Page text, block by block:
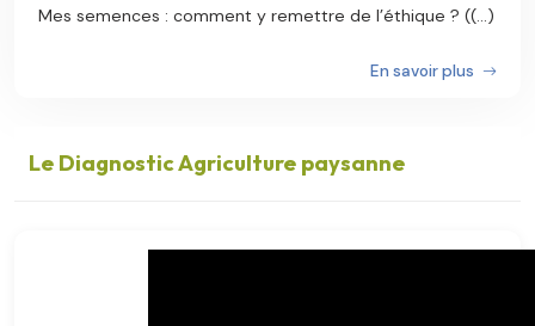
Mes semences : comment y remettre de l’éthique ? ((...)
En savoir plus
Le Diagnostic Agriculture paysanne